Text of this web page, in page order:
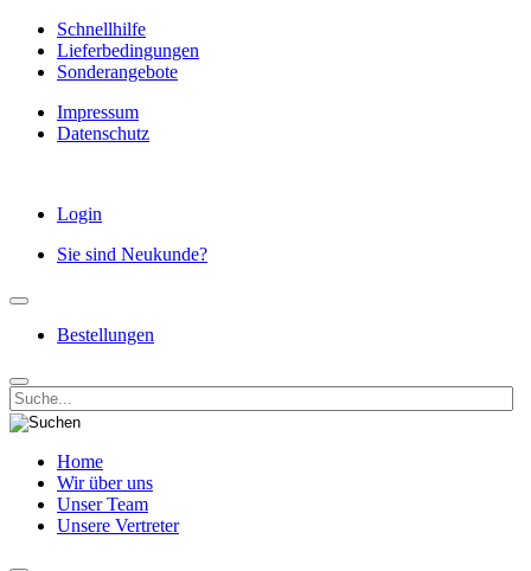
Schnellhilfe
Lieferbedingungen
Sonderangebote
Impressum
Datenschutz
Login
Sie sind Neukunde?
Bestellungen
Home
Wir über uns
Unser Team
Unsere Vertreter